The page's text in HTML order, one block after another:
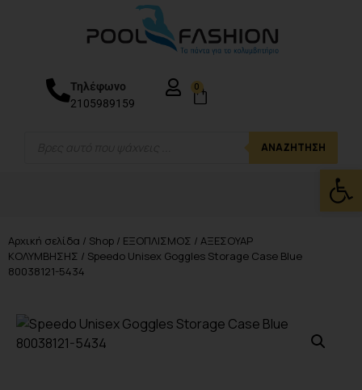
ΑΝΑΖΉΤΗΣΗ
Τηλέφωνο
2105989159
0
Αρχική σελίδα / Shop / ΕΞΟΠΛΙΣΜΟΣ / ΑΞΕΣΟΥΑΡ
ΚΟΛΥΜΒΗΣΗΣ / Speedo Unisex Goggles Storage Case Blue
80038121-5434